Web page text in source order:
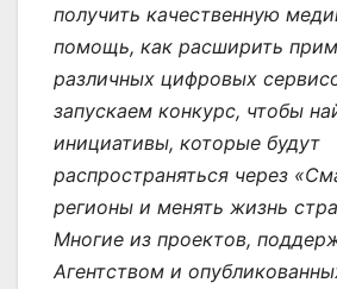
получить качественную
помощь, как расширить
различных цифровых
запускаем конкурс, чтобы
инициативы, которые будут
распространяться через
регионы и менять жизнь
Многие из проектов,
Агентством и